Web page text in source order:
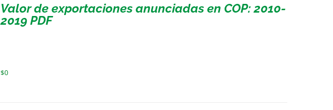
Valor de exportaciones anunciadas en COP: 2010-
2019 PDF
$0